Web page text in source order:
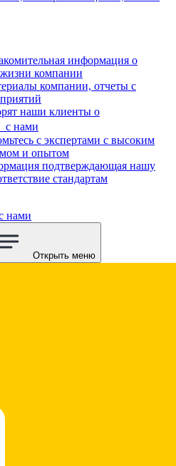
информация о
компании
компании, отчеты с
наши клиенты о
с нами
с экспертами с высоким
и опытом
подтверждающая нашу
стандартам
нами
Открыть меню